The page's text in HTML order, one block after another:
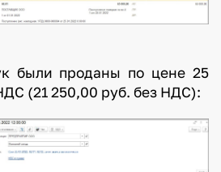
были проданы по цене 25
(21 250,00 руб. без НДС):